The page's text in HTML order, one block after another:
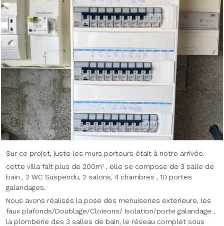
Sur ce projet, juste les murs porteurs était à notre arrivée.
cette villa fait plus de 200m² , elle se compose de 3 salle de
bain , 2 WC Suspendu, 2 salons, 4 chambres , 10 portes
galandages.
Nous avons réalisés la pose des menuiseries exterieure, les
faux plafonds/Doublage/Cloisons/ Isolation/porte galandage ,
la plomberie des 3 salles de bain, le réseau complet sous